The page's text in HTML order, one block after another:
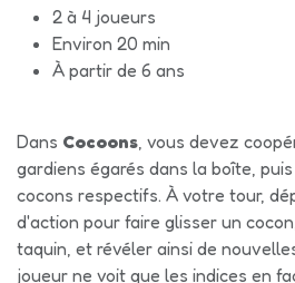
2 à 4 joueurs
Environ 20 min
À partir de 6 ans
Dans Cocoons, vous devez
gardiens égarés dans la boîte,
cocons respectifs. À votre tour,
d'action pour faire glisser un
taquin, et révéler ainsi de
joueur ne voit que les indices en